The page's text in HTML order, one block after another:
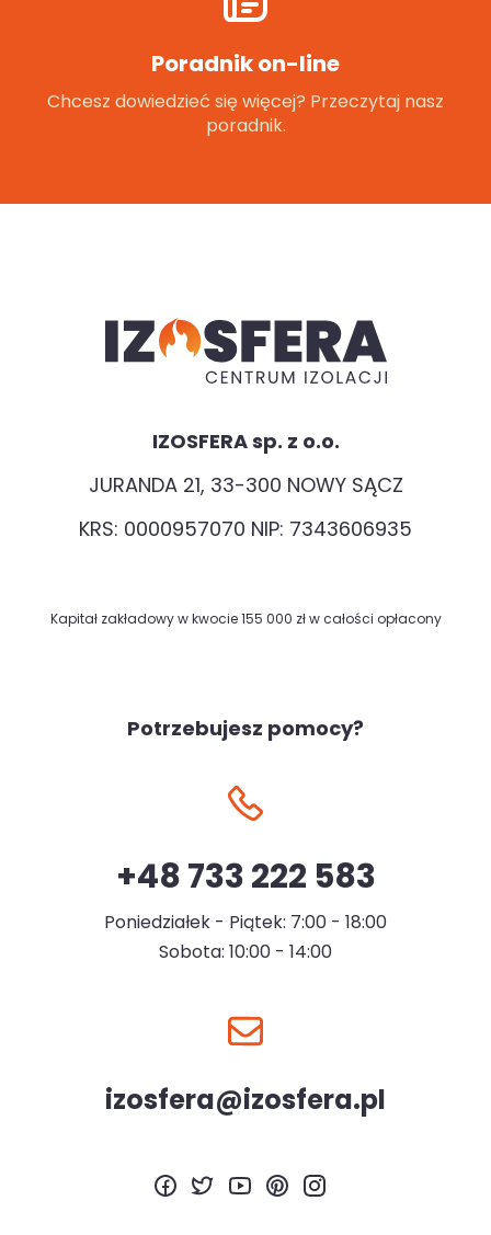
Poradnik on-line
Chcesz dowiedzieć się więcej? Przeczytaj nasz
poradnik.
IZOSFERA sp. z o.o.
JURANDA 21, 33-300 NOWY SĄCZ
KRS: 0000957070 NIP: 7343606935
Kapitał zakładowy w kwocie 155 000 zł w całości opłacony
Potrzebujesz pomocy?
+48 733 222 583
Poniedziałek - Piątek: 7:00 - 18:00
Sobota: 10:00 - 14:00
izosfera@izosfera.pl